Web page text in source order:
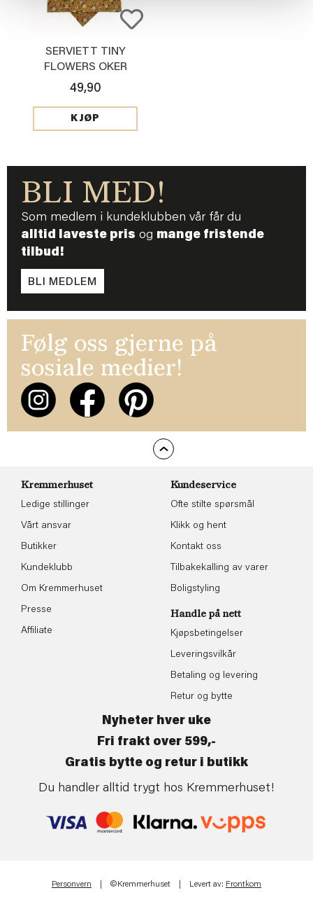
SERVIETT TINY
FLOWERS OKER
49,90
KJØP
BLI MED!
Som medlem i kundeklubben vår får du
alltid laveste pris og mange fristende
tilbud!
BLI MEDLEM
Følg oss gjerne på
sosiale medier!
Kremmerhuset
Ledige stillinger
Vårt ansvar
Butikker
Kundeklubb
Om Kremmerhuset
Presse
Affiliate
Kundeservice
Ofte stilte spørsmål
Klikk og hent
Kontakt oss
Tilbakekalling av varer
Boligstyling
Handle på nett
Kjøpsbetingelser
Leveringsvilkår
Betaling og levering
Retur og bytte
Nyheter hver uke
Fri frakt over 599,-
Gratis bytte og retur i butikk
Du handler alltid trygt hos Kremmerhuset!
Personvern | ©Kremmerhuset | Levert av: Frontkom